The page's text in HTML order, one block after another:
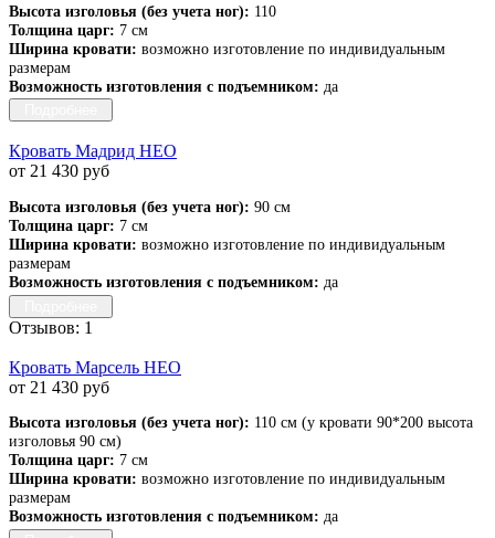
Высота изголовья (без учета ног): 110
Толщина царг: 7 см
Ширина кровати: возможно изготовление по индивидуальным
размерам
Возможность изготовления с подъемником: да
Кровать Мадрид НЕО
от 21 430 руб
Высота изголовья (без учета ног): 90 см
Толщина царг: 7 см
Ширина кровати: возможно изготовление по индивидуальным
размерам
Возможность изготовления с подъемником: да
Отзывов: 1
Кровать Марсель НЕО
от 21 430 руб
Высота изголовья (без учета ног): 110 см (у кровати 90*200 высота
изголовья 90 см)
Толщина царг: 7 см
Ширина кровати: возможно изготовление по индивидуальным
размерам
Возможность изготовления с подъемником: да